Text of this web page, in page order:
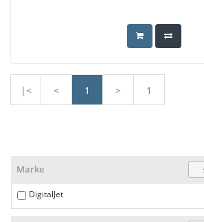
|< < 1 >
1
Marke
DigitalJet